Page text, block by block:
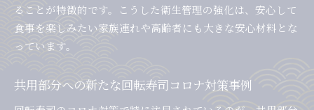
店舗の公式情報で回転寿司の安全性を確認
回転寿司で非接触導線の有無をチェックする
外食時に役立つ回転寿司の衛生チェックリスト
回転寿司で実感する非接触サービスの効果
ることが特徴的です。こうした衛生管理の強化は、安心して
食事を楽しみたい家族連れや高齢者にも大きな安心材料とな
っています。
共用部分への新たな回転寿司コロナ対策事例